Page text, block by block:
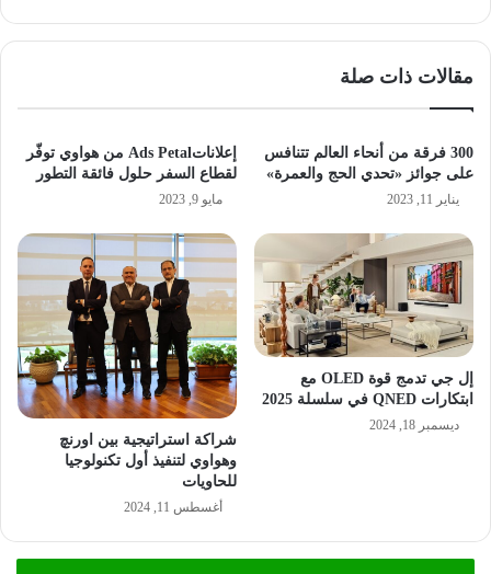
مقالات ذات صلة
300 فرقة من أنحاء العالم تتنافس
على جوائز «تحدي الحج والعمرة»
يناير 11, 2023
إعلاناتAds Petal من هواوي توفّر
لقطاع السفر حلول فائقة التطور
مايو 9, 2023
إل جي تدمج قوة OLED مع
ابتكارات QNED في سلسلة 2025
ديسمبر 18, 2024
شراكة استراتيجية بين اورنچ
وهواوي لتنفيذ أول تكنولوجيا
للحاويات
أغسطس 11, 2024